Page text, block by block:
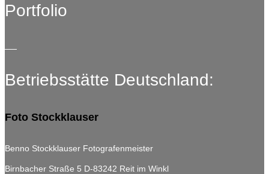
Portfolio
Betriebsstätte Deutschland:
Foto Stockklauser
Benno Stockklauser Fotografenmeister
Birnbacher Straße 5 D-83242 Reit im Winkl